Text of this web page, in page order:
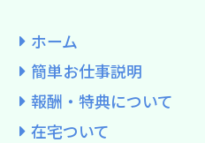
ホーム
簡単お仕事説明
報酬・特典について
在宅ついて